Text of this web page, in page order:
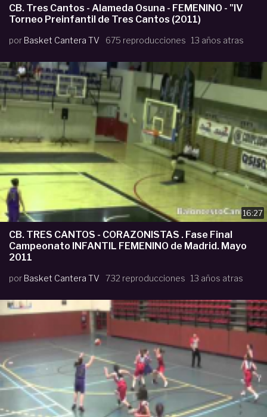
CB. Tres Cantos - Alameda Osuna - FEMENINO - "IV
Torneo Preinfantil de Tres Cantos (2011)
por Basket Cantera TV 675 reproducciones 13 años atras
16:27
CB. TRES CANTOS - CORAZONISTAS . Fase Final
Campeonato INFANTIL FEMENINO de Madrid. Mayo
2011
por Basket Cantera TV 732 reproducciones 13 años atras